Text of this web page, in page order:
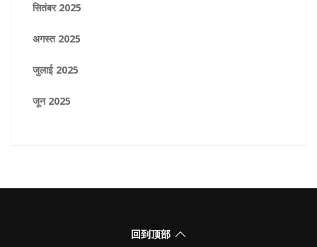
सितंबर 2025
अगस्त 2025
जुलाई 2025
जून 2025
回到顶部